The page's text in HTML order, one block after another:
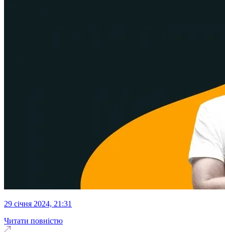
29 січня 2024, 21:31
Читати повністю